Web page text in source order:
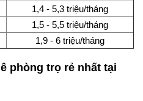
1,4 - 5,3 triệu/tháng
1,5 - 5,5 triệu/tháng
1,9 - 6 triệu/tháng
phòng trọ rẻ nhất tại